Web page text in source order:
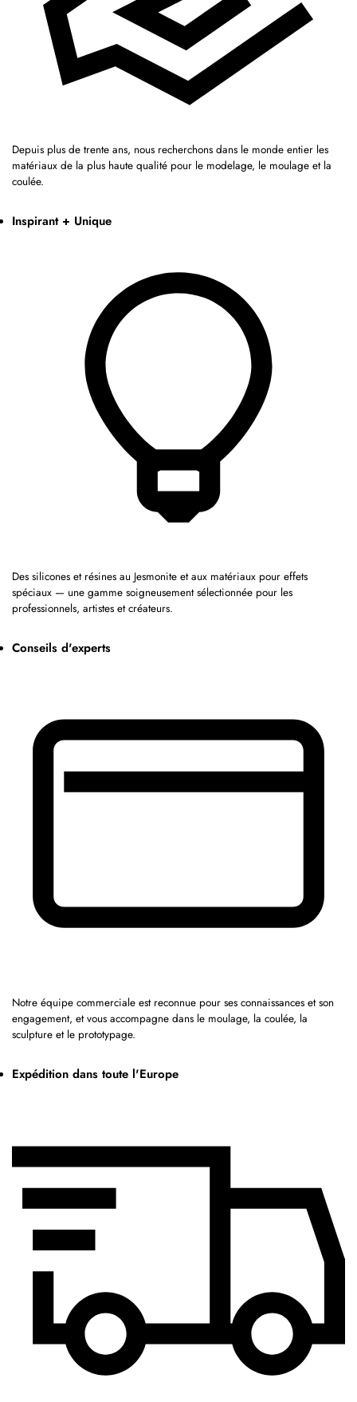
Depuis plus de trente ans, nous recherchons dans le monde entier les
matériaux de la plus haute qualité pour le modelage, le moulage et la
coulée.
Inspirant + Unique
Des silicones et résines au Jesmonite et aux matériaux pour effets
spéciaux — une gamme soigneusement sélectionnée pour les
professionnels, artistes et créateurs.
Conseils d'experts
Notre équipe commerciale est reconnue pour ses connaissances et son
engagement, et vous accompagne dans le moulage, la coulée, la
sculpture et le prototypage.
Expédition dans toute l'Europe